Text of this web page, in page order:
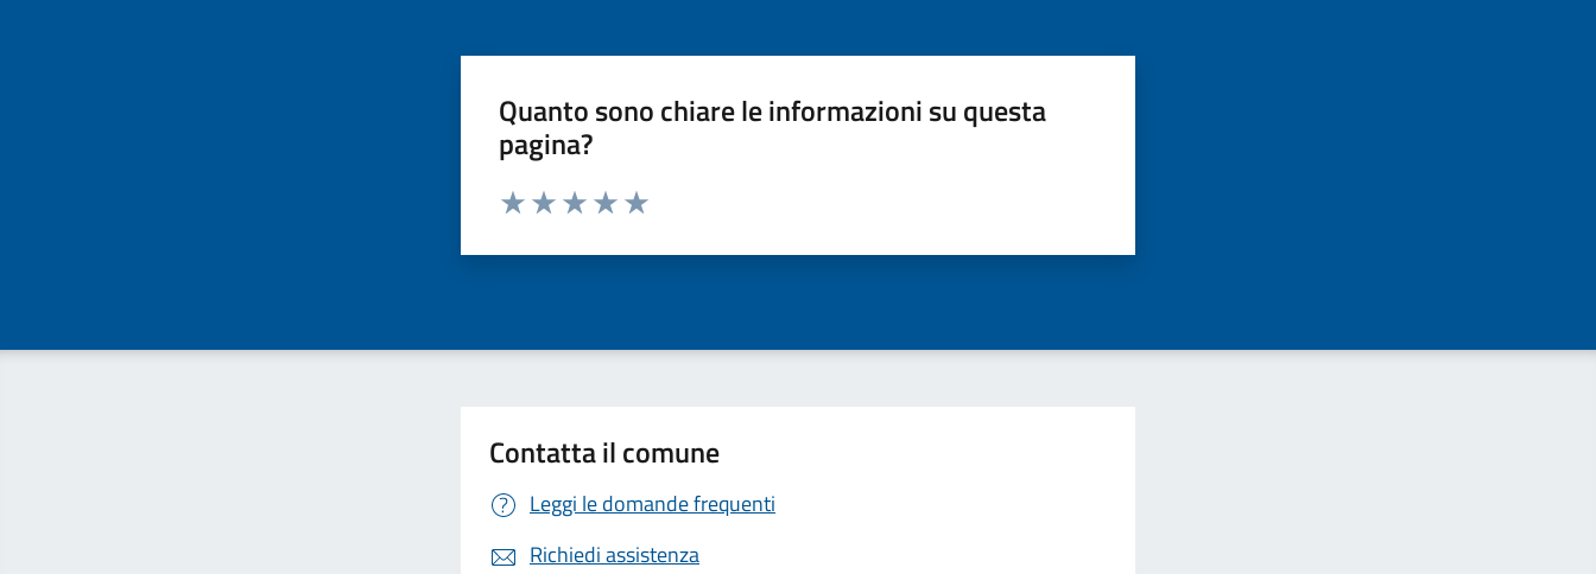
Quanto sono chiare le informazioni su questa
pagina?
Valuta da 1 a 5 stelle la pagina
Contatta il comune
Leggi le domande frequenti
Richiedi assistenza